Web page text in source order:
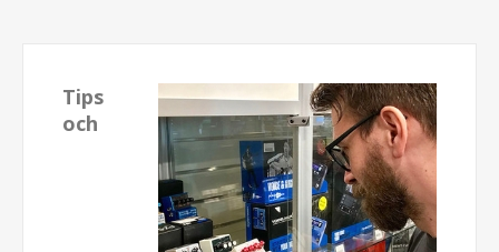
Tips
och